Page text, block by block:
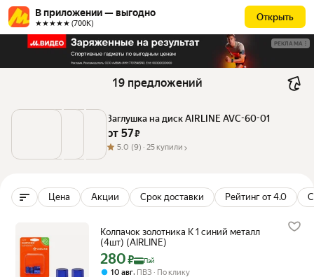
В приложении — выгодно
★★★★★ (700К)
Открыть
РЕКЛАМА
19 предложений
Заглушка на диск AIRLINE AVC-60-01
от 57 ₽
5.0 (9) · 25 купили
Цена Акции Срок доставки Рейтинг от 4.0
Колпачок золотника K 1 синий металл
(4шт) (AIRLINE)
Цена с картой Яндекс Пэй 280 ₽ вместо
280₽ Пэй
10 авг, ПВЗ
По клику